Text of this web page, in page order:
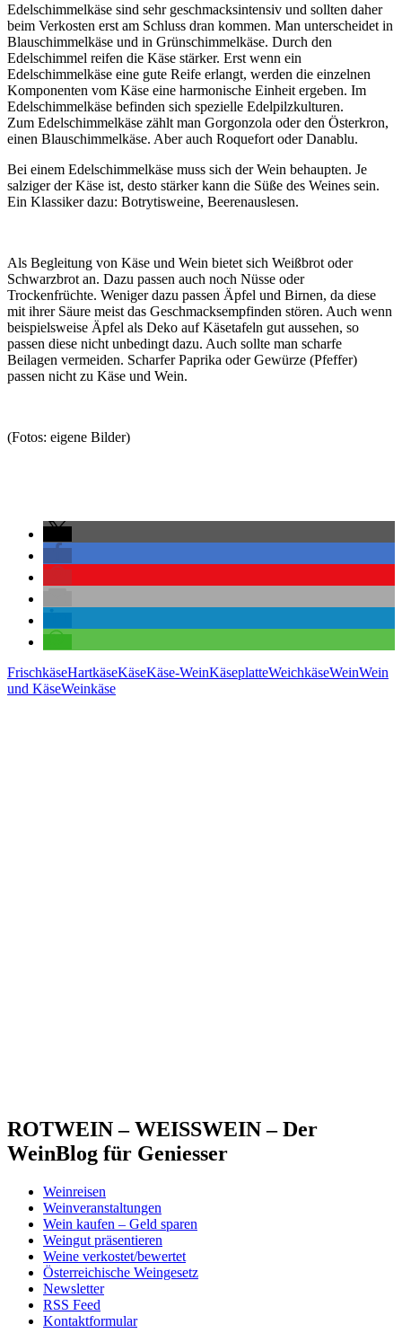
Edelschimmelkäse sind sehr geschmacksintensiv und sollten daher
beim Verkosten erst am Schluss dran kommen. Man unterscheidet in
Blauschimmelkäse und in Grünschimmelkäse. Durch den
Edelschimmel reifen die Käse stärker. Erst wenn ein
Edelschimmelkäse eine gute Reife erlangt, werden die einzelnen
Komponenten vom Käse eine harmonische Einheit ergeben. Im
Edelschimmelkäse befinden sich spezielle Edelpilzkulturen.
Zum Edelschimmelkäse zählt man Gorgonzola oder den Österkron,
einen Blauschimmelkäse. Aber auch Roquefort oder Danablu.
Bei einem Edelschimmelkäse muss sich der Wein behaupten. Je
salziger der Käse ist, desto stärker kann die Süße des Weines sein.
Ein Klassiker dazu: Botrytisweine, Beerenauslesen.
Als Begleitung von Käse und Wein bietet sich Weißbrot oder
Schwarzbrot an. Dazu passen auch noch Nüsse oder
Trockenfrüchte. Weniger dazu passen Äpfel und Birnen, da diese
mit ihrer Säure meist das Geschmacksempfinden stören. Auch wenn
beispielsweise Äpfel als Deko auf Käsetafeln gut aussehen, so
passen diese nicht unbedingt dazu. Auch sollte man scharfe
Beilagen vermeiden. Scharfer Paprika oder Gewürze (Pfeffer)
passen nicht zu Käse und Wein.
(Fotos: eigene Bilder)
FrischkäseHartkäseKäseKäse-WeinKäseplatteWeichkäseWeinWein
und KäseWeinkäse
ROTWEIN – WEISSWEIN – Der
WeinBlog für Geniesser
Weinreisen
Weinveranstaltungen
Wein kaufen – Geld sparen
Weingut präsentieren
Weine verkostet/bewertet
Österreichische Weingesetz
Newsletter
RSS Feed
Kontaktformular